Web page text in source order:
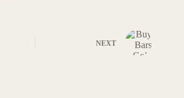
NEXT